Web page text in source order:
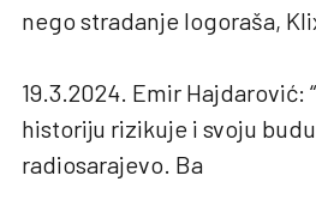
nego stradanje logoraša,
19.3.2024. Emir Hajdarović:
historiju rizikuje i svoju
radiosarajevo. Ba